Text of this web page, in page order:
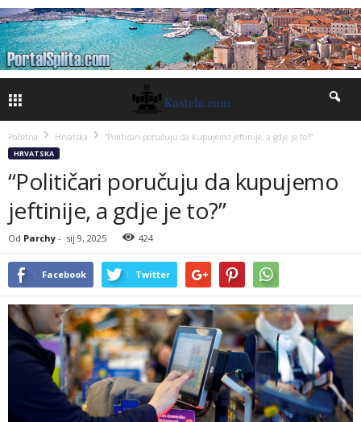
Početna Hrvatska “Političari poručuju da kupujemo jeftinije, a gdje je to?”
HRVATSKA
“Političari poručuju da kupujemo
jeftinije, a gdje je to?”
Od Parchy - sij 9, 2025 424
Facebook Twitter